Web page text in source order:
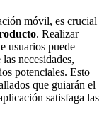
móvil, es crucial
. Realizar
usuarios puede
necesidades,
potenciales. Esto
que guiarán el
satisfaga las